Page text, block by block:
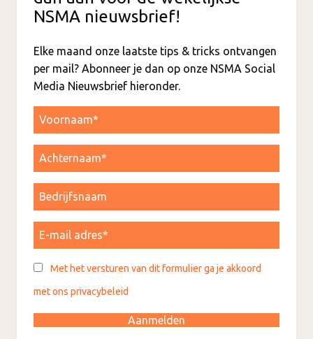
NSMA nieuwsbrief!
Elke maand onze laatste tips & tricks ontvangen
per mail? Abonneer je dan op onze NSMA Social
Media Nieuwsbrief hieronder.
Met het versturen van dit formulier ga je akkoord
met ons privacybeleid